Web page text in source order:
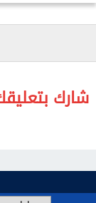
مبيعات الطرازين 1336 سيارة و1830 سيارة على الترتيب.
شارك